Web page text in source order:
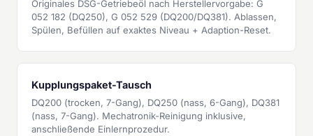
Originales DSG-Getriebeöl nach Herstellervorgabe: G
052 182 (DQ250), G 052 529 (DQ200/DQ381). Ablassen,
Spülen, Befüllen auf exaktes Niveau + Adaption-Reset.
Kupplungspaket-Tausch
DQ200 (trocken, 7-Gang), DQ250 (nass, 6-Gang), DQ381
(nass, 7-Gang). Mechatronik-Reinigung inklusive,
anschließende Einlernprozedur.